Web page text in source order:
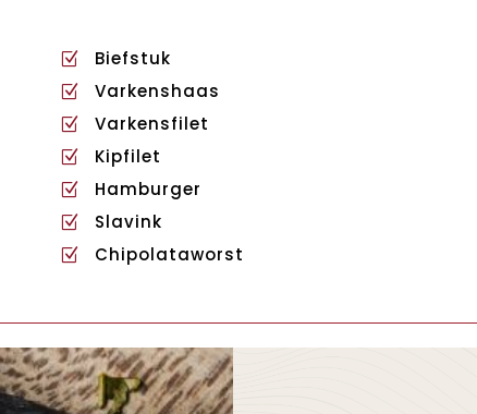
Z Biefstuk
Z Varkenshaas
Z Varkensfilet
Z Kipfilet
Z Hamburger
Z Slavink
Z Chipolataworst